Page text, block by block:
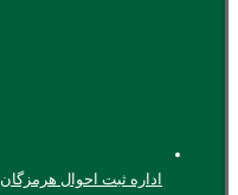
اداره ثبت احوال هرمزگان